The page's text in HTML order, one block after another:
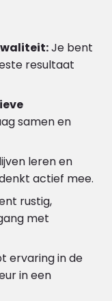
Je bent
resultaat
samen en
leren en
actief mee.
rustig,
met
ervaring in de
in een